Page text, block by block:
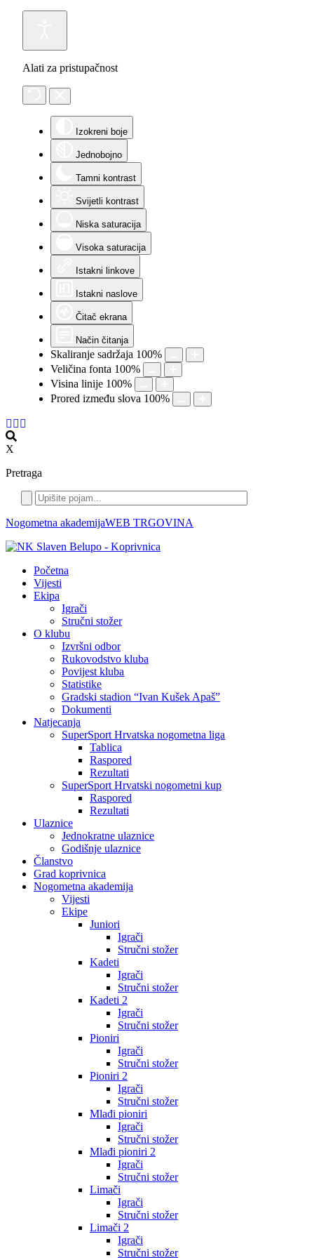
Alati za pristupačnost
Izokreni boje
Jednobojno
Tamni kontrast
Svijetli kontrast
Niska saturacija
Visoka saturacija
Istakni linkove
Istakni naslove
Čitač ekrana
Način čitanja
Skaliranje sadržaja 100%
Veličina fonta 100%
Visina linije 100%
Prored između slova 100%
X
Pretraga
Nogometna akademijaWEB TRGOVINA
Početna
Vijesti
Ekipa
Igrači
Stručni stožer
O klubu
Izvršni odbor
Rukovodstvo kluba
Povijest kluba
Statistike
Gradski stadion “Ivan Kušek Apaš”
Dokumenti
Natjecanja
SuperSport Hrvatska nogometna liga
Tablica
Raspored
Rezultati
SuperSport Hrvatski nogometni kup
Raspored
Rezultati
Ulaznice
Jednokratne ulaznice
Godišnje ulaznice
Članstvo
Grad koprivnica
Nogometna akademija
Vijesti
Ekipe
Juniori
Igrači
Stručni stožer
Kadeti
Igrači
Stručni stožer
Kadeti 2
Igrači
Stručni stožer
Pioniri
Igrači
Stručni stožer
Pioniri 2
Igrači
Stručni stožer
Mlađi pioniri
Igrači
Stručni stožer
Mlađi pioniri 2
Igrači
Stručni stožer
Limači
Igrači
Stručni stožer
Limači 2
Igrači
Stručni stožer